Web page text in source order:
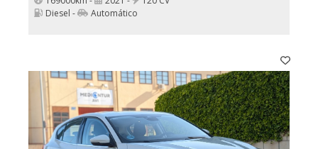
Diesel -
Automático